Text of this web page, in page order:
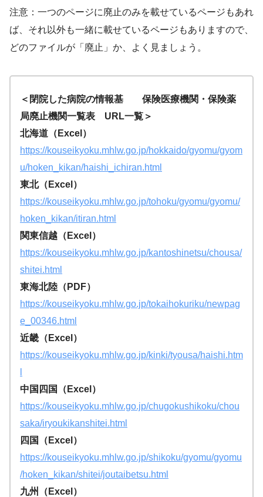
注意：一つのページに廃止のみを載せているページもあれ
ば、それ以外も一緒に載せているページもありますので、
どのファイルが「廃止」か、よく見ましょう。
＜閉院した病院の情報基 保険医療機関・保険薬
局廃止機関一覧表 URL一覧＞
北海道（Excel）
https://kouseikyoku.mhlw.go.jp/hokkaido/gyomu/gyom
u/hoken_kikan/haishi_ichiran.htm
東北（Excel）
https://kouseikyoku.mhlw.go.jp/tohoku/gyomu/gyomu/
hoken_kikan/itiran.html
関東信越（Excel）
https://kouseikyoku.mhlw.go.jp/kantoshinetsu/chousa/
shitei.html
東海北陸（PDF）
https://kouseikyoku.mhlw.go.jp/tokaihokuriku/newpag
e_00346.htm
近畿（Excel）
https://kouseikyoku.mhlw.go.jp/kinki/tyousa/haishi.htm
中国四国（Excel）
https://kouseikyoku.mhlw.go.jp/chugokushikoku/chou
saka/iryoukikanshitei.htm
四国（Excel）
https://kouseikyoku.mhlw.go.jp/shikoku/gyomu/gyomu
/hoken_
kikan/shitei/joutaibetsu.html
九州（Excel）